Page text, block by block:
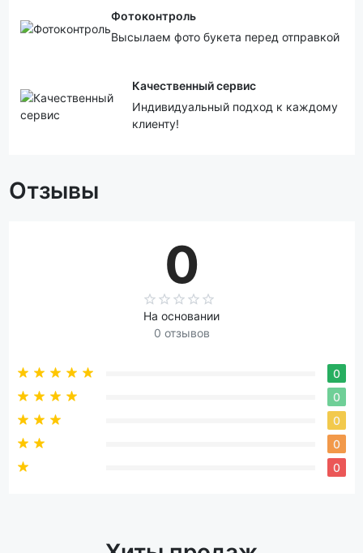
Фотоконтроль
Высылаем фото букета перед отправкой
Качественный сервис
Индивидуальный подход к каждому
клиенту!
Отзывы
0
На основании
0 отзывов
0
0
0
0
0